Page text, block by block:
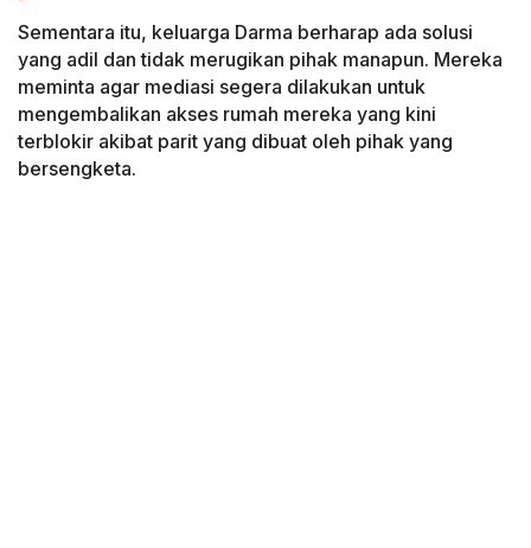
Sementara itu, keluarga Darma berharap ada solusi
yang adil dan tidak merugikan pihak manapun. Mereka
meminta agar mediasi segera dilakukan untuk
mengembalikan akses rumah mereka yang kini
terblokir akibat parit yang dibuat oleh pihak yang
bersengketa.